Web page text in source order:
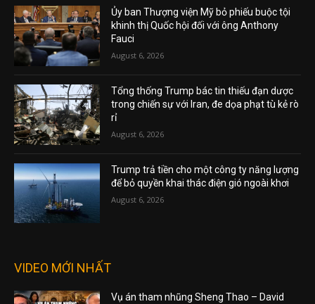
Ủy ban Thượng viện Mỹ bỏ phiếu buộc tội
khinh thị Quốc hội đối với ông Anthony
Fauci
August 6, 2026
Tổng thống Trump bác tin thiếu đạn dược
trong chiến sự với Iran, đe dọa phạt tù kẻ rò
rỉ
August 6, 2026
Trump trả tiền cho một công ty năng lượng
để bỏ quyền khai thác điện gió ngoài khơi
August 6, 2026
VIDEO MỚI NHẤT
Vụ án tham nhũng Sheng Thao – David